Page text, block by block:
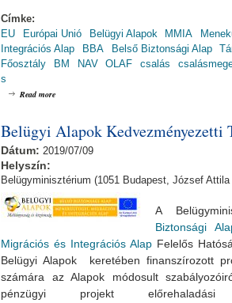
Címke:
EU
Európai Unió Belügyi Alapok MMIA
Integrációs Alap
BBA Belső Biztonsági Alap
Főosztály
BM NAV OLAF csalás
s
Read more
Belügyi Alapok Kedvezményezetti
Dátum: 2019/07/09
Helyszín:
Belügyminisztérium (1051 Budapest, József
A
Biztonsági
Migrációs és Integrációs Alap Felelős
Belügyi Alapok keretében finanszírozott
számára az Alapok módosult
pénzügyi projekt